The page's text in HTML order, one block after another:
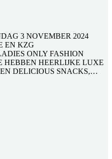
3 NOVEMBER 2024
EN KZG
ONLY FASHION
HEERLIJKE LUXE
DELICIOUS SNACKS,…